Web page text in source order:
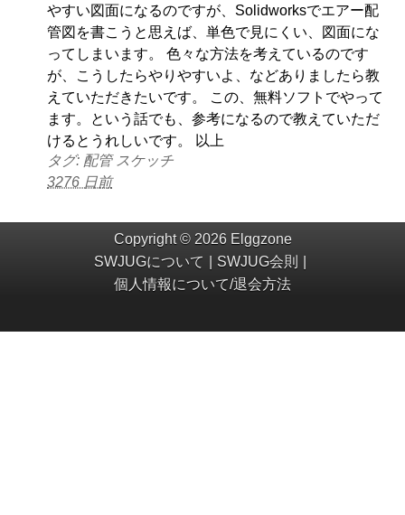
やすい図面になるのですが、Solidworksでエアー配
管図を書こうと思えば、単色で見にくい、図面にな
ってしまいます。 色々な方法を考えているのです
が、こうしたらやりやすいよ、などありましたら教
えていただきたいです。 この、無料ソフトでやって
ます。という話でも、参考になるので教えていただ
けるとうれしいです。 以上
タグ: 配管 スケッチ
3276 日前
Copyright © 2026 Elggzone
SWJUGについて
SWJUG会則
個人情報について/退会方法